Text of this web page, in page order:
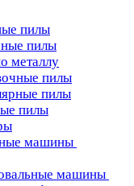
пилы
пилы
металлу
пилы
пилы
пилы
машины
машины